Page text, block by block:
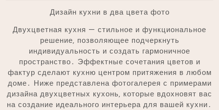
Дизайн кухни в два цвета фото
Двухцветная кухня — стильное и функциональное
решение‚ позволяющее подчеркнуть
индивидуальность и создать гармоничное
пространство․ Эффектные сочетания цветов и
фактур сделают кухню центром притяжения в любом
доме․ Ниже представлена фотогалерея с примерами
дизайна двухцветных кухонь‚ которые вдохновят вас
на создание идеального интерьера для вашей кухни․